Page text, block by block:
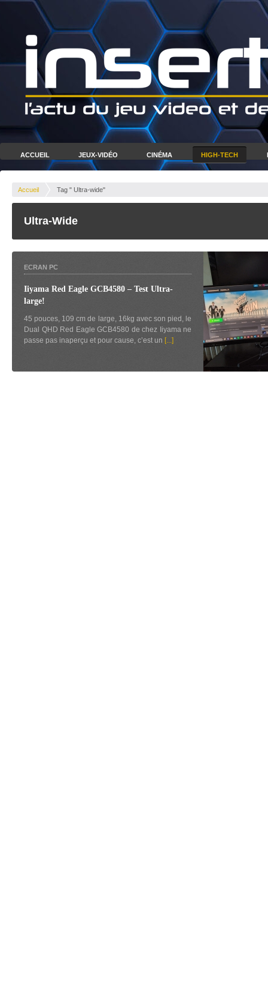
ACCUEIL JEUX-VIDÉO CINÉMA HIGH-TECH
Accueil Tag " Ultra-wide"
Ultra-Wide
ECRAN PC
Iiyama Red Eagle GCB4580 – Test Ultra-
large!
45 pouces, 109 cm de large, 16kg avec son pied, le
Dual QHD Red Eagle GCB4580 de chez Iiyama ne
passe pas inaperçu et pour cause, c’est un [...]